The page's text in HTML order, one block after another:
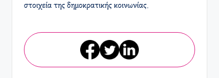
στοιχεία της δημοκρατικής κοινωνίας.